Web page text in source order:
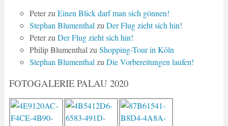
PeterzuEinen Blick darf man sich gönnen!
Stephan BlumenthalzuDer Flug zieht sich hin!
PeterzuDer Flug zieht sich hin!
Philip BlumenthalzuShopping-Tour in Köln
Stephan BlumenthalzuDie Vorbereitungen laufen!
FOTOGALERIE PALAU 2020